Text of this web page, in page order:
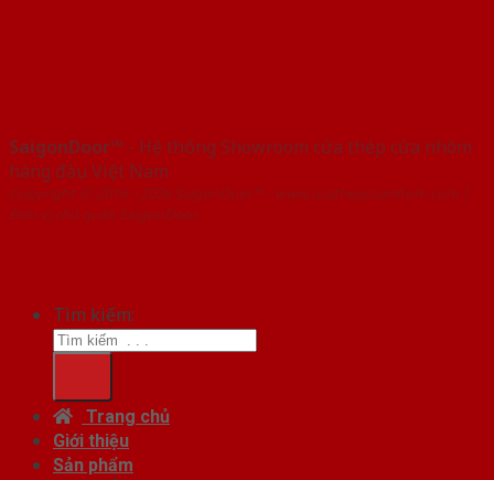
SaigonDoor™ - Hệ thống Showroom cửa thép cửa nhôm
hàng đầu Việt Nam
Copyright ⓒ 2016 – 2026 SaigonDoor™ - www.cuathepcuanhom.com |
Đơn vị chủ quản SaigonDoor
Tìm kiếm:
Trang chủ
Giới thiệu
Sản phẩm